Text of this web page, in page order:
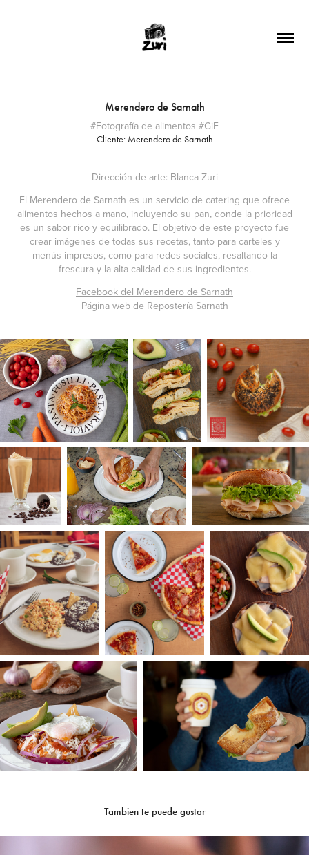
Merendero de Sarnath
#Fotografía de alimentos #GiF
Cliente: Merendero de Sarnath
Dirección de arte: Blanca Zuri
El Merendero de Sarnath es un servicio de catering que ofrece
alimentos hechos a mano, incluyendo su pan, donde la prioridad
es un sabor rico y equilibrado. El objetivo de este proyecto fue
crear imágenes de todas sus recetas, tanto para carteles y
menús impresos, como para redes sociales, resaltando la
frescura y la alta calidad de sus ingredientes.
Facebook del Merendero de Sarnath
Página web de Repostería Sarnath
Tambien te puede gustar